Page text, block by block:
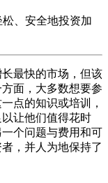
、安全地投资加
最快的市场，但该
面，大多数想要参
点的知识或培训，
让他们值得花时
个问题与费用和可
，并人为地保持了